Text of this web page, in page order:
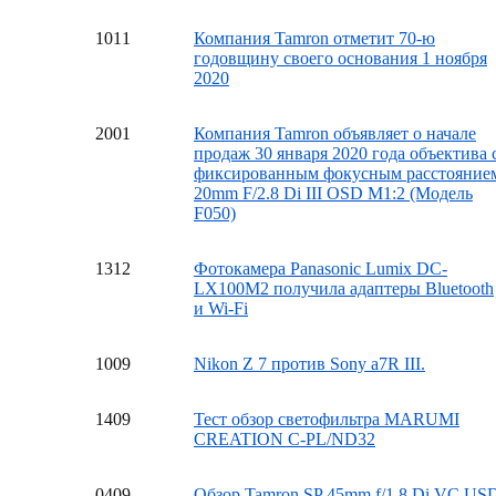
1011
Компания Tamron отметит 70-ю
годовщину своего основания 1 ноября
2020
2001
Компания Tamron объявляет о начале
продаж 30 января 2020 года объектива
фиксированным фокусным
20mm F/2.8 Di III OSD M1:2 (Модель
F050)
1312
Фотокамера Panasonic Lumix DC-
LX100M2 получила адаптеры Bluetooth
и Wi-Fi
1009 Nikon Z 7 против Sony a7R III.
1409
Тест обзор светофильтра MARUMI
CREATION C-PL/ND32